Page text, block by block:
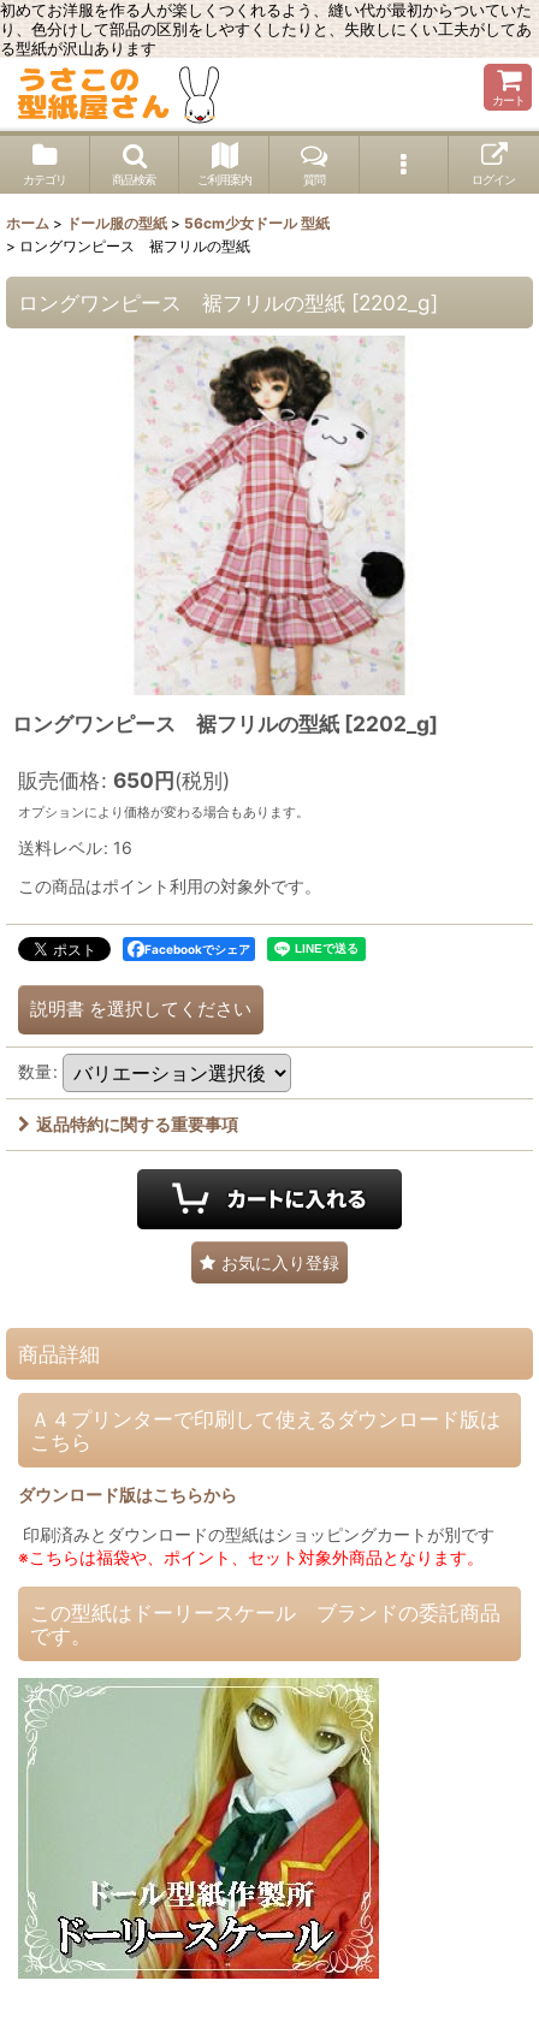
初めてお洋服を作る人が楽しくつくれるよう、縫い代が最初からついていた
り、色分けして部品の区別をしやすくしたりと、失敗しにくい工夫がしてあ
る型紙が沢山あります
カート
カテゴリ 商品検索 ご利用案内 質問 ログイン
ホーム > ドール服の型紙 > 56cm少女ドール 型紙
> ロングワンピース 裾フリルの型紙
ロングワンピース 裾フリルの型紙 [2202_g]
ロングワンピース 裾フリルの型紙 [2202_g]
販売価格: 650円(税別)
オプションにより価格が変わる場合もあります。
送料レベル: 16
この商品はポイント利用の対象外です。
Facebookでシェア
説明書 を選択してください
数量:
返品特約に関する重要事項
お気に入り登録
商品詳細
Ａ４プリンターで印刷して使えるダウンロード版は
こちら
ダウンロード版はこちらから
印刷済みとダウンロードの型紙はショッピングカートが別です
※こちらは福袋や、ポイント、セット対象外商品となります。
この型紙はドーリースケール ブランドの委託商品
です。